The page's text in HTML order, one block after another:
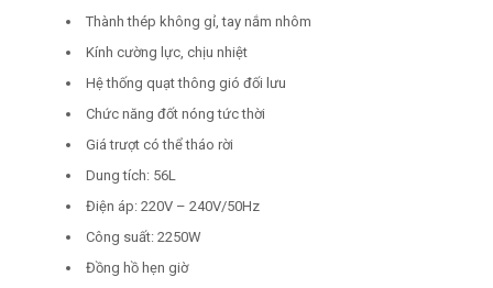
Thành thép không gỉ, tay nắm nhôm
Kính cường lực, chịu nhiệt
Hệ thống quạt thông gió đối lưu
Chức năng đốt nóng tức thời
Giá trượt có thể tháo rời
Dung tích: 56L
Điện áp: 220V – 240V/50Hz
Công suất: 2250W
Đồng hồ hẹn giờ